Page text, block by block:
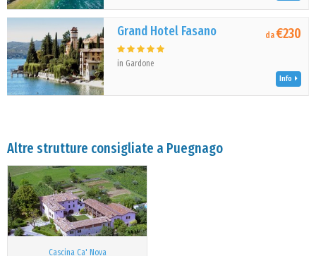
Grand Hotel Fasano
in Gardone
da€230
Info
Altre strutture consigliate a Puegnago
Cascina Ca' Nova